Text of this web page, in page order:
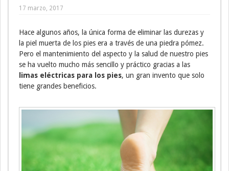
17 marzo, 2017
Hace algunos años, la única forma de eliminar las durezas y
la piel muerta de los pies era a través de una piedra pómez.
Pero el mantenimiento del aspecto y la salud de nuestro pies
se ha vuelto mucho más sencillo y práctico gracias a las
limas eléctricas para los pies, un gran invento que solo
tiene grandes beneficios.